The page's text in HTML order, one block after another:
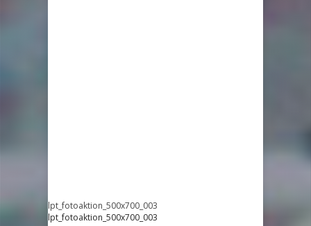
lpt_fotoaktion_500x700_003
lpt_fotoaktion_500x700_003